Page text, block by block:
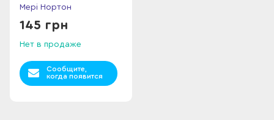
Мері Нортон
145 грн
Нет в продаже
Сообщите,
когда появится